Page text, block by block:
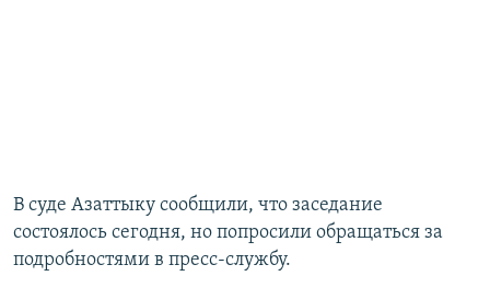
В суде Азаттыку сообщили, что заседание
состоялось сегодня, но попросили обращаться за
подробностями в пресс-службу.